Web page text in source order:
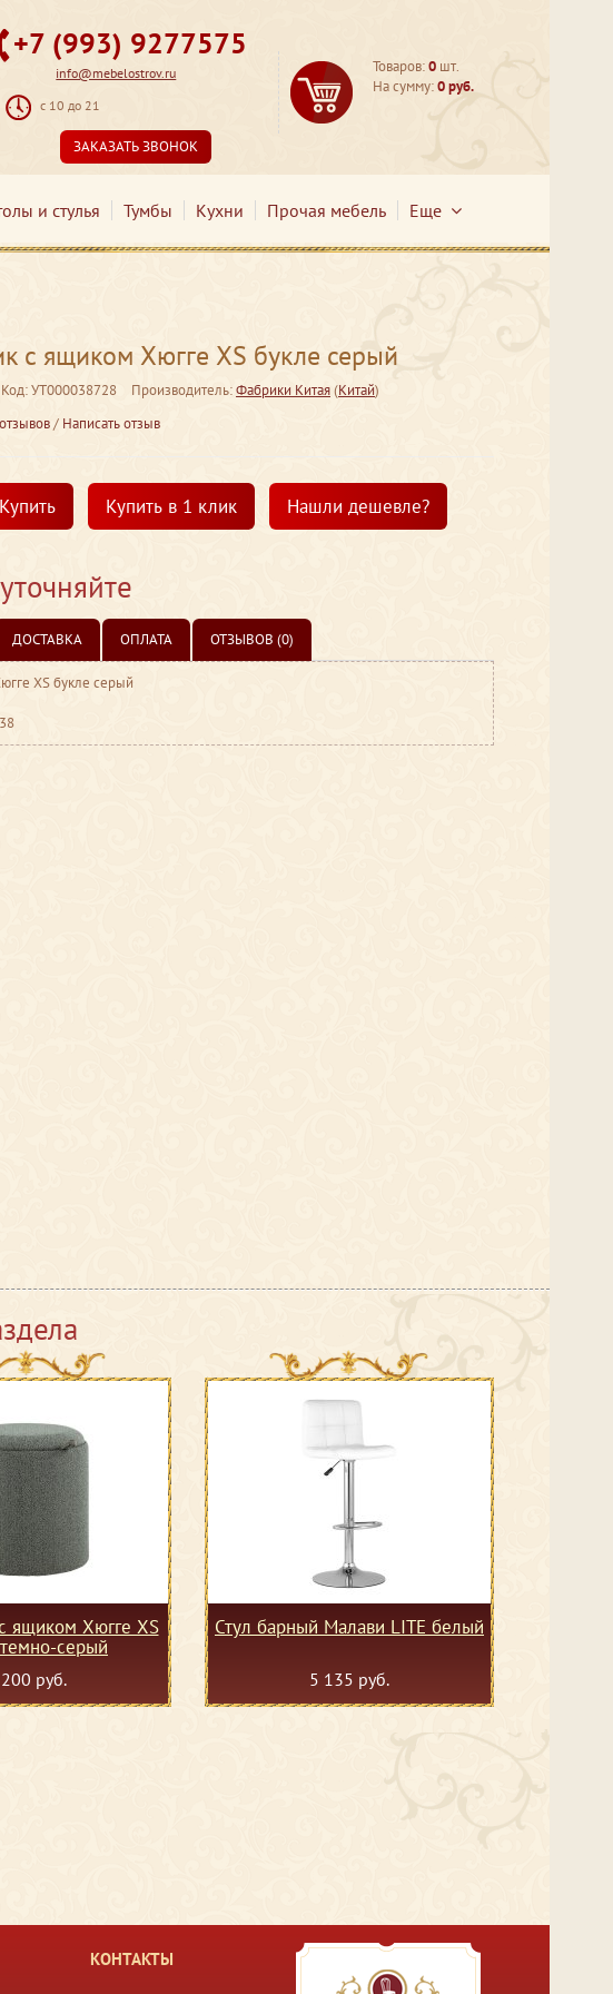
+7 (993) 9277575
info@mebelostrov.ru
с 10 до 21
ЗАКАЗАТЬ ЗВОНОК
Товаров:0 шт.
На сумму:0 руб.
и стулья Тумбы Кухни Прочая мебель Еще
с ящиком Хюгге XS букле серый
Код: УТ000038728 Производитель:Фабрики Китая(Китай)
/ Написать отзыв
Купить Купить в 1 клик Нашли дешевле?
ДОСТАВКА ОПЛАТА ОТЗЫВОВ (0)
XS букле серый
ящиком Хюгге XS
серый
руб.
Стул барный Малави LITE белый
5 135 руб.
КОНТАКТЫ